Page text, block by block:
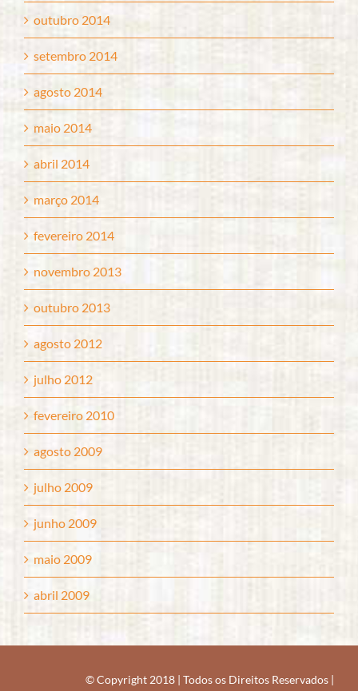
outubro 2014
setembro 2014
agosto 2014
maio 2014
abril 2014
março 2014
fevereiro 2014
novembro 2013
outubro 2013
agosto 2012
julho 2012
fevereiro 2010
agosto 2009
julho 2009
junho 2009
maio 2009
abril 2009
© Copyright 2018 | Todos os Direitos Reservados |